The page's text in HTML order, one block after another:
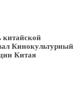
китайской
Кинокультурный
Китая